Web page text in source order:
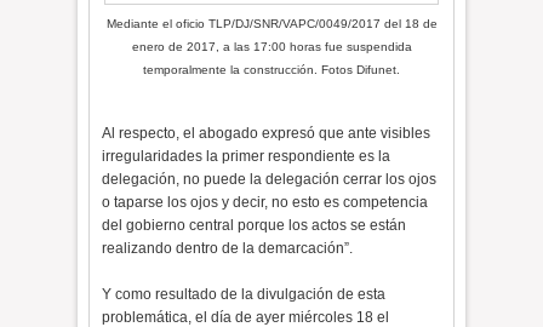
Mediante el oficio TLP/DJ/SNR/VAPC/0049/2017 del 18 de
enero de 2017, a las 17:00 horas fue suspendida
temporalmente la construcción. Fotos Difunet.
Al respecto, el abogado expresó que ante visibles
irregularidades la primer respondiente es la
delegación, no puede la delegación cerrar los ojos
o taparse los ojos y decir, no esto es competencia
del gobierno central porque los actos se están
realizando dentro de la demarcación”.
Y como resultado de la divulgación de esta
problemática, el día de ayer miércoles 18 el